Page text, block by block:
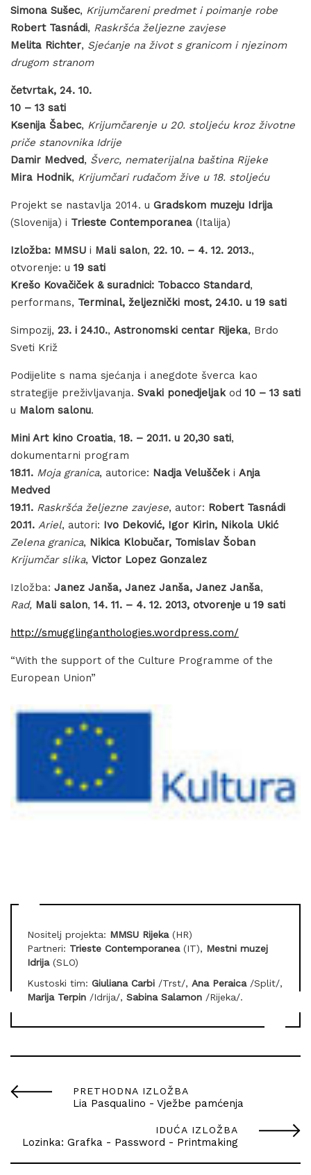
Simona Sušec, Krijumčareni predmet i poimanje robe
Robert Tasnádi, Raskršća željezne zavjese
Melita Richter, Sjećanje na život s granicom i njezinom
drugom stranom
četvrtak, 24. 10.
10 – 13 sati
Ksenija Šabec, Krijumčarenje u 20. stoljeću kroz životne
priče stanovnika Idrije
Damir Medved, Šverc, nematerijalna baština Rijeke
Mira Hodnik, Krijumčari rudačom žive u 18. stoljeću
Projekt se nastavlja 2014. u Gradskom muzeju Idrija
(Slovenija) i Trieste Contemporanea (Italija)
Izložba: MMSU i Mali salon, 22. 10. – 4. 12. 2013.,
otvorenje: u 19 sati
Krešo Kovačiček & suradnici: Tobacco Standard,
performans, Terminal, željeznički most, 24.10. u 19 sati
Simpozij, 23. i 24.10., Astronomski centar Rijeka, Brdo
Sveti Križ
Podijelite s nama sjećanja i anegdote šverca kao
strategije preživljavanja. Svaki ponedjeljakod 10 – 13 sati
u Malom salonu.
Mini Art kino Croatia, 18. – 20.11. u 20,30 sati,
dokumentarni program
18.11. Moja granica, autorice: Nadja Veluščeki Anja
Medved
19.11. Raskršća željezne zavjese, autor: Robert Tasnádi
20.11. Ariel, autori: Ivo Deković, Igor Kirin, Nikola Ukić
Zelena granica, Nikica Klobučar, Tomislav Šoban
Krijumčar slika, Victor Lopez Gonzalez
Izložba: Janez Janša, Janez Janša, Janez Janša,
Rad, Mali salon, 14. 11. – 4. 12. 2013, otvorenje u 19 sati
http://smugglinganthologies.wordpress.com/
“With the support of the Culture Programme of the
European Union”
Nositelj projekta: MMSU Rijeka(HR)
Partneri: Trieste Contemporanea(IT), Mestni muzej
Idrija(SLO)
Kustoski tim: Giuliana Carbi /Trst/, Ana Peraica/Split/,
Marija Terpin /Idrija/, Sabina Salamon /Rijeka/.
PRETHODNA IZLOŽBA
Lia Pasqualino - Vježbe pamćenja
IDUĆA IZLOŽBA
Lozinka: Grafka - Password - Printmaking